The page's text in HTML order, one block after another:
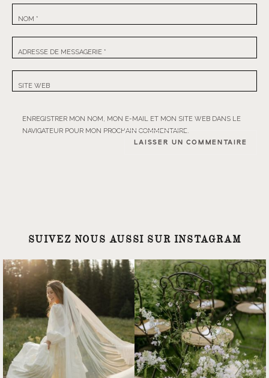
NOM *
ADRESSE DE MESSAGERIE *
SITE WEB
ENREGISTRER MON NOM, MON E-MAIL ET MON SITE WEB DANS LE
NAVIGATEUR POUR MON PROCHAIN COMMENTAIRE.
SUIVEZ NOUS AUSSI SUR INSTAGRAM